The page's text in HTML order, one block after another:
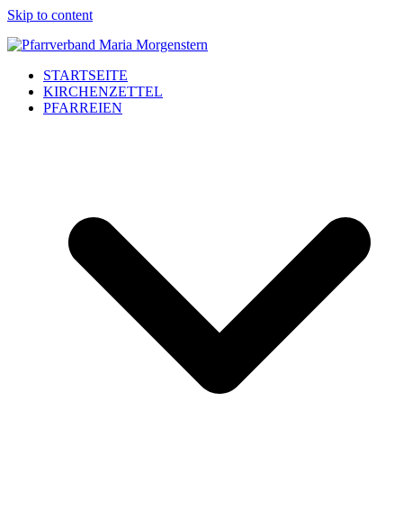
Skip to content
STARTSEITE
KIRCHENZETTEL
PFARREIEN